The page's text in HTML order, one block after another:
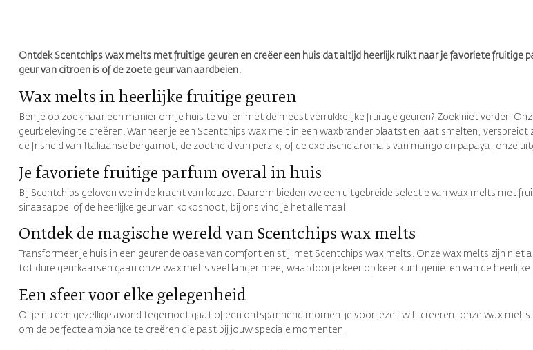
Ontdek Scentchips wax melts met fruitige geuren en creëer een huis dat altijd heerlijk ruikt naar je favoriete
geur van citroen is of de zoete geur van aardbeien.
Wax melts in heerlijke fruitige geuren
Ben je op zoek naar een manier om je huis te vullen met de meest verrukkelijke fruitige geuren? Zoek niet verder!
geurbeleving te creëren. Wanneer je een Scentchips wax melt in een waxbrander plaatst en laat smelten,
de frisheid van Italiaanse bergamot, de zoetheid van perzik, of de exotische aroma's van mango en papaya, onze
Je favoriete fruitige parfum overal in huis
Bij Scentchips geloven we in de kracht van keuze. Daarom bieden we een uitgebreide selectie van wax melts met
sinaasappel of de heerlijke geur van kokosnoot, bij ons vind je het allemaal.
Ontdek de magische wereld van Scentchips wax melts
Transformeer je huis in een geurende oase van comfort en stijl met Scentchips wax melts. Onze wax melts zijn
tot dure geurkaarsen gaan onze wax melts veel langer mee, waardoor je keer op keer kunt genieten van de heerlijke
Een sfeer voor elke gelegenheid
Of je nu een gezellige avond tegemoet gaat of een ontspannend momentje voor jezelf wilt creëren, onze wax melts
om de perfecte ambiance te creëren die past bij jouw speciale momenten.